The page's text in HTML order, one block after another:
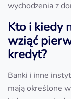
wychodzenia z
Kto i kiedy
wziąć
kredyt?
Banki i inne
mają określone